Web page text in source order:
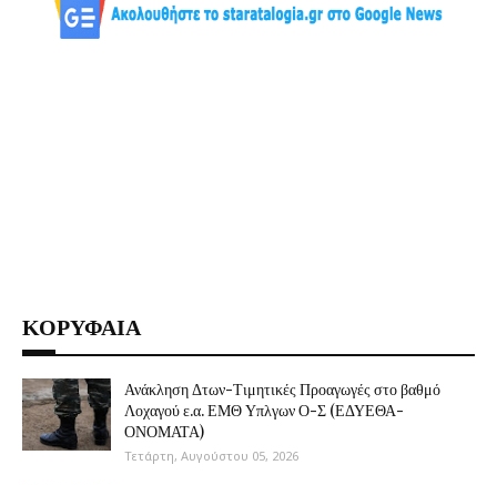
ΚΟΡΥΦΑΙΑ
Ανάκληση Δτων-Τιμητικές Προαγωγές στο βαθμό
Λοχαγού ε.α. ΕΜΘ Υπλγων Ο-Σ (ΕΔΥΕΘΑ-
ΟΝΟΜΑΤΑ)
Τετάρτη, Αυγούστου 05, 2026